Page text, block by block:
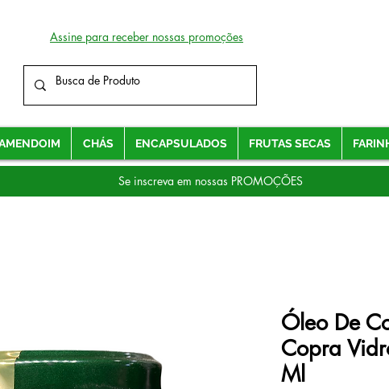
Assine para receber nossas promoções
CHÁS ENCAPSULADOS FRUTAS SECAS
Se inscreva em nossas PROMOÇÕES
Óleo De
Copra
Ml